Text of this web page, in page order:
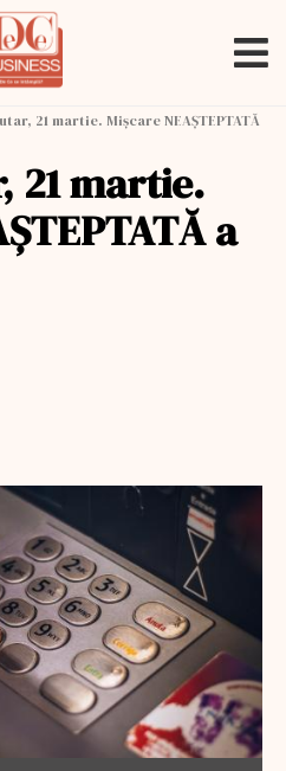
21 martie. Mişcare NEAŞTEPTATĂ
21 martie.
a